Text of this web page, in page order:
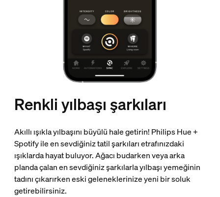
Renkli yılbaşı şarkıları
Akıllı ışıkla yılbaşını büyülü hale getirin! Philips Hue +
Spotify ile en sevdiğiniz tatil şarkıları etrafınızdaki
ışıklarda hayat buluyor. Ağacı budarken veya arka
planda çalan en sevdiğiniz şarkılarla yılbaşı yemeğinin
tadını çıkarırken eski geleneklerinize yeni bir soluk
getirebilirsiniz.